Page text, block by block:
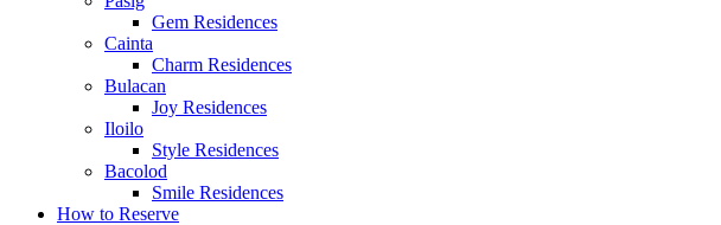
Gem Residences
Cainta
Charm Residences
Bulacan
Joy Residences
Iloilo
Style Residences
Bacolod
Smile Residences
How to Reserve